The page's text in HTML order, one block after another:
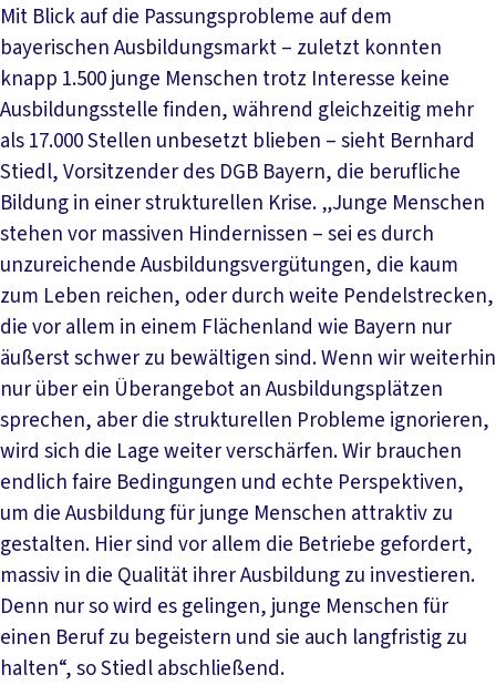
Mit Blick auf die Passungsprobleme auf dem
bayerischen Ausbildungsmarkt – zuletzt konnten
knapp 1.500 junge Menschen trotz Interesse keine
Ausbildungsstelle finden, während gleichzeitig mehr
als 17.000 Stellen unbesetzt blieben – sieht Bernhard
Stiedl, Vorsitzender des DGB Bayern, die berufliche
Bildung in einer strukturellen Krise. „Junge Menschen
stehen vor massiven Hindernissen – sei es durch
unzureichende Ausbildungsvergütungen, die kaum
zum Leben reichen, oder durch weite Pendelstrecken,
die vor allem in einem Flächenland wie Bayern nur
äußerst schwer zu bewältigen sind. Wenn wir weiterhin
nur über ein Überangebot an Ausbildungsplätzen
sprechen, aber die strukturellen Probleme ignorieren,
wird sich die Lage weiter verschärfen. Wir brauchen
endlich faire Bedingungen und echte Perspektiven,
um die Ausbildung für junge Menschen attraktiv zu
gestalten. Hier sind vor allem die Betriebe gefordert,
massiv in die Qualität ihrer Ausbildung zu investieren.
Denn nur so wird es gelingen, junge Menschen für
einen Beruf zu begeistern und sie auch langfristig zu
halten“, so Stiedl abschließend.